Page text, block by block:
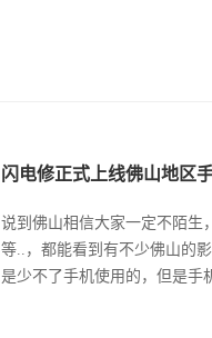
闪电修正式上线佛山地区
说到佛山相信大家一定不陌生
等..，都能看到有不少佛山的
是少不了手机使用的，但是手